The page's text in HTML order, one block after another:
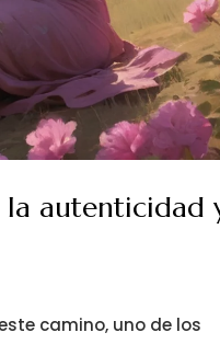
la autenticidad
camino, uno de los